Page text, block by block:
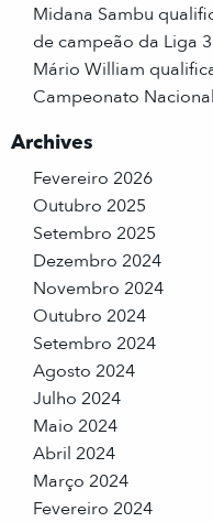
Midana Sambu
de campeão da Liga 3
Mário William
Campeonato Nacional
Archives
Fevereiro 2026
Outubro 2025
Setembro 2025
Dezembro 2024
Novembro 2024
Outubro 2024
Setembro 2024
Agosto 2024
Julho 2024
Maio 2024
Abril 2024
Março 2024
Fevereiro 2024